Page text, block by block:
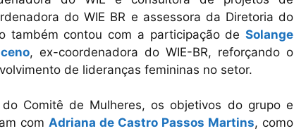
do WIE BR e assessora da Diretoria do
também contou com a participação deSolange
, ex-coordenadora do WIE-BR, reforçando o
de lideranças femininas no setor.
Comitê de Mulheres, os objetivos do grupo e
com Adriana de Castro Passos Martins, como